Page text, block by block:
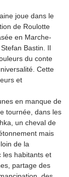
joue dans le
de Roulotte
en Marche-
Bastin. Il
du conte
Cette
et
en manque de
tournée, dans les
un cheval de
mais
de la
les habitants et
partage des